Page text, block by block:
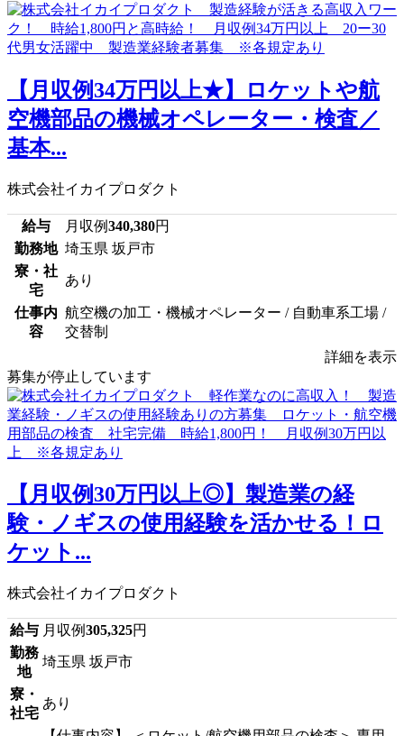
【月収例34万円以上★】ロケットや航
空機部品の機械オペレーター・検査／
基本...
株式会社イカイプロダクト
給与 月収例340,380円
勤務地 埼玉県 坂戸市
寮・社
宅
あり
仕事内
容
航空機の加工・機械オペレーター / 自動車系工場 /
交替制
詳細を表示
募集が停止しています
【月収例30万円以上◎】製造業の経
験・ノギスの使用経験を活かせる！ロ
ケット...
株式会社イカイプロダクト
給与 月収例305,325円
勤務
地
埼玉県 坂戸市
寮・
社宅
あり